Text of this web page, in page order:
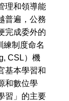
和領導能
普遍，公務
完成委外的
練制度命名
CSL）機
基本學習和
和數位學
習」的主要